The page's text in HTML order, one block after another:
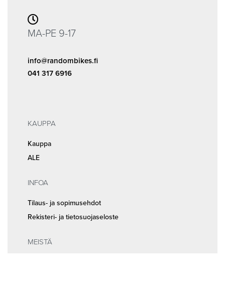
MA-PE 9-17
info@randombikes.fi
041 317 6916
KAUPPA
Kauppa
ALE
INFOA
Tilaus- ja sopimusehdot
Rekisteri- ja tietosuojaseloste
MEISTÄ